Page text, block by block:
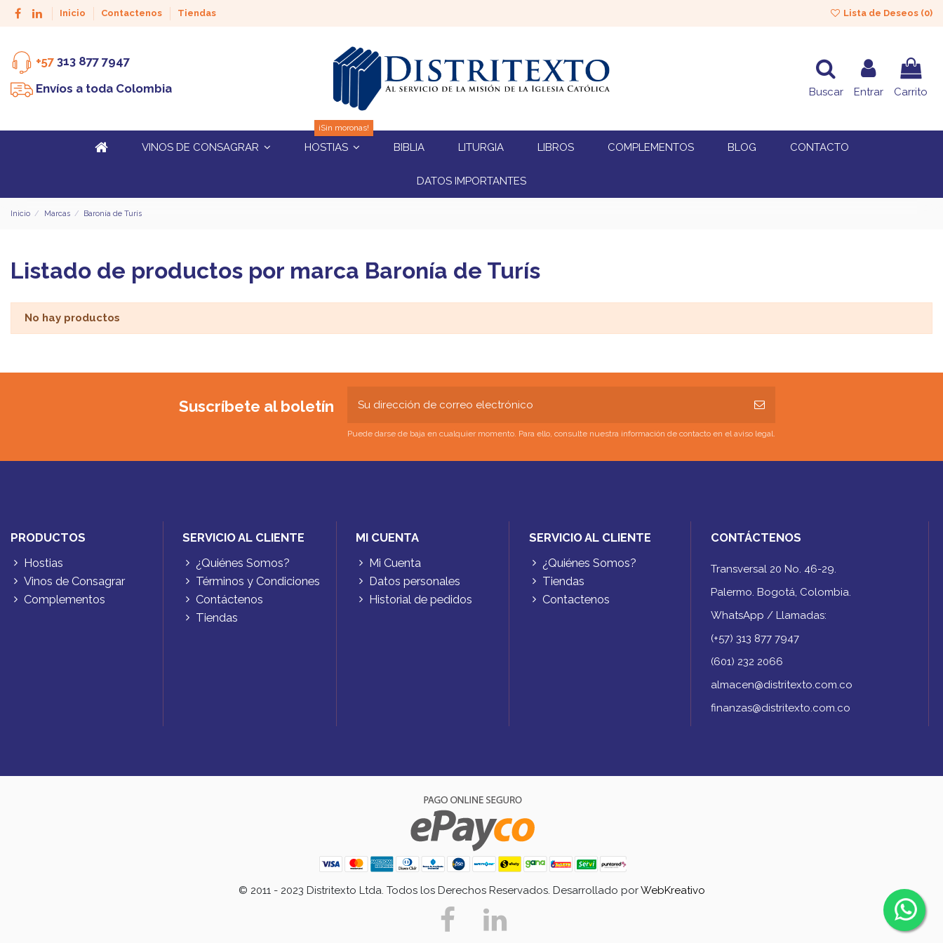
Inicio Contactenos Tiendas Lista de Deseos (0)
+57 313 877 7947
Envíos a toda Colombia
Buscar Entrar Carrito
VINOS DE CONSAGRAR HOSTIAS
¡Sin moronas!
BIBLIA LITURGIA LIBROS COMPLEMENTOS BLOG CONTACTO
DATOS IMPORTANTES
Inicio Marcas Baronía de Turís
Listado de productos por marca Baronía de Turís
No hay productos
Suscríbete al boletín
Puede darse de baja en cualquier momento. Para ello, consulte nuestra información de contacto en el aviso legal.
PRODUCTOS
Hostias
Vinos de Consagrar
Complementos
SERVICIO AL CLIENTE
¿Quiénes Somos?
Términos y Condiciones
Contáctenos
Tiendas
MI CUENTA
Mi Cuenta
Datos personales
Historial de pedidos
SERVICIO AL CLIENTE
¿Quiénes Somos?
Tiendas
Contactenos
CONTÁCTENOS
Transversal 20 No. 46-29.
Palermo. Bogotá, Colombia.
WhatsApp / Llamadas:
(+57) 313 877 7947
(601) 232 2066
almacen@distritexto.com.co
finanzas@distritexto.com.co
© 2011 - 2023 Distritexto Ltda. Todos los Derechos Reservados. Desarrollado porWebKreativo